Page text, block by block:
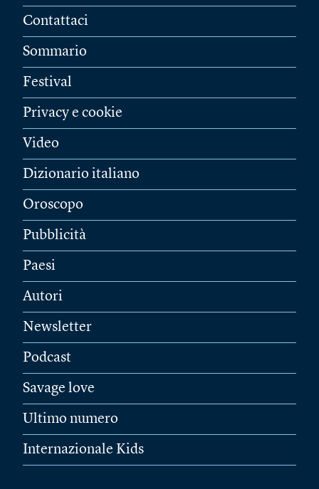
Contattaci
Sommario
Festival
Privacy e cookie
Video
Dizionario italiano
Oroscopo
Pubblicità
Paesi
Autori
Newsletter
Podcast
Savage love
Ultimo numero
Internazionale Kids